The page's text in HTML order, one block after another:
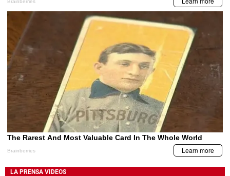
LA PRENSA VIDEOS